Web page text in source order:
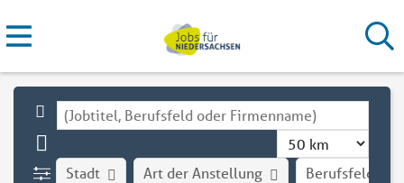
Stadt Art der Anstellung Berufsfeld